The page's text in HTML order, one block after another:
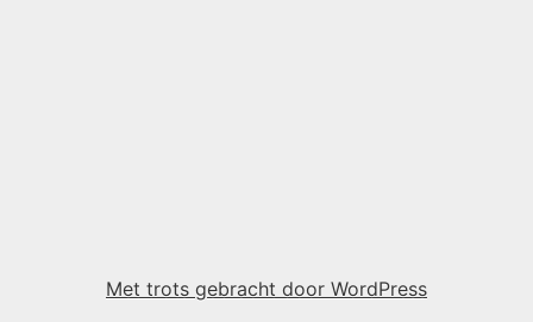
Met trots gebracht door WordPress